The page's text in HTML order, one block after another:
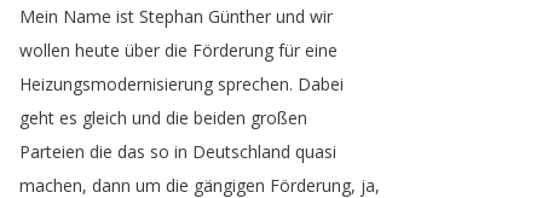
Mein Name ist Stephan Günther und wir
wollen heute über die Förderung für eine
Heizungsmodernisierung sprechen. Dabei
geht es gleich und die beiden großen
Parteien die das so in Deutschland quasi
machen, dann um die gängigen Förderung, ja,